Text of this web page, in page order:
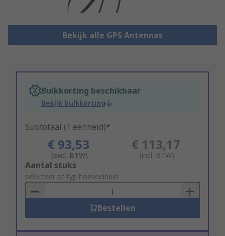
Bekijk alle GPS Antennas
Bulkkorting beschikbaar
Bekijk bulkkorting
Subtotaal (1 eenheid)*
€ 93,53
(excl. BTW)
€ 113,17
(incl. BTW)
Add
to
Basket
Aantal stuks
selecteer of typ hoeveelheid
Bestellen